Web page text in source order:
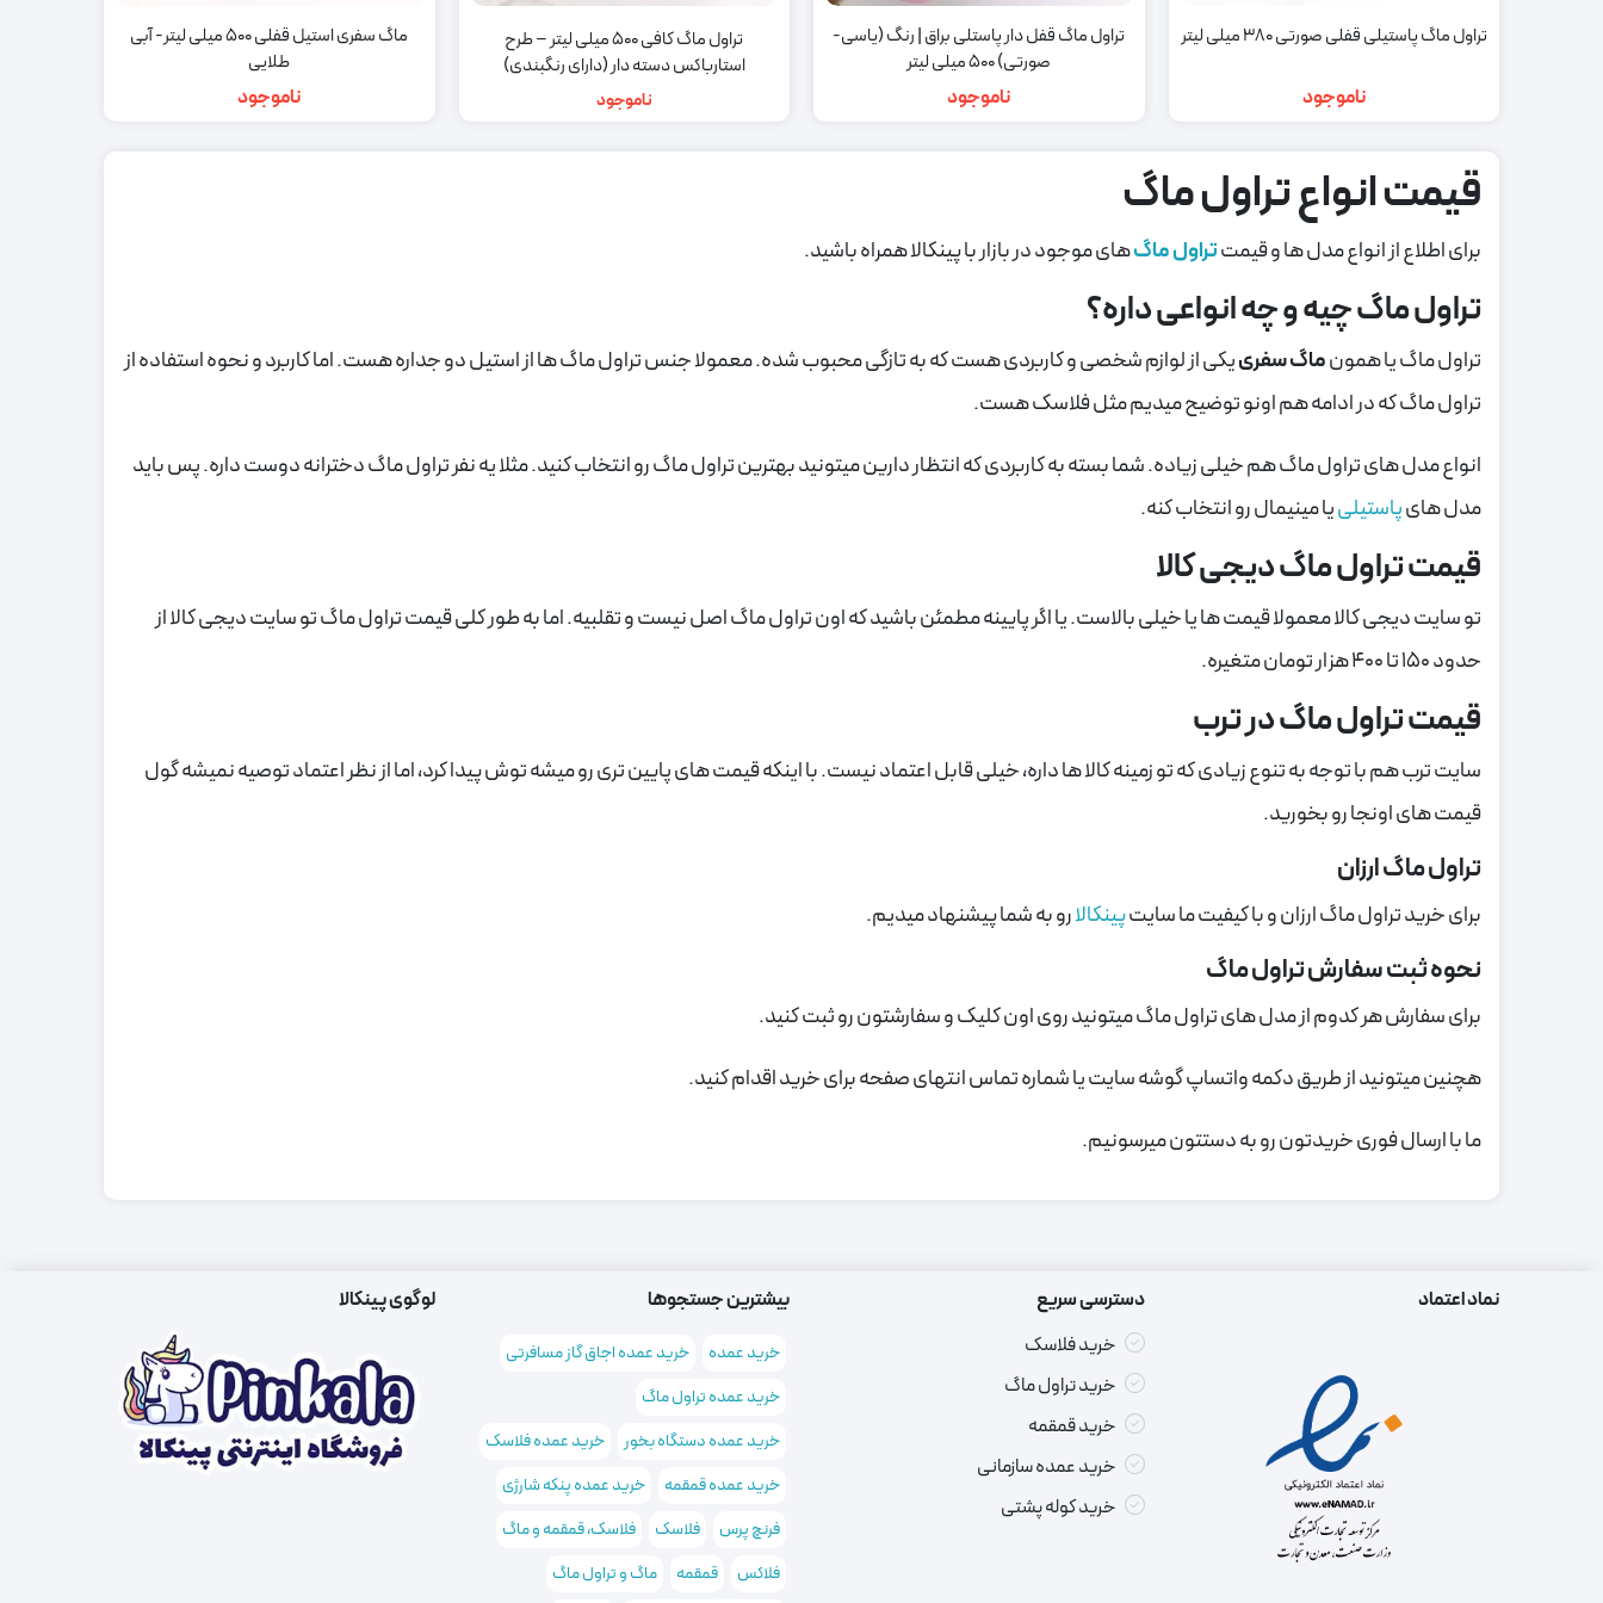
تراول ماگ پاستیلی قفلی صورتی 380 میلی لیتر
ناموجود
تراول ماگ قفل دار پاستلی براق | رنگ (یاسی-
صورتی) 500 میلی لیتر
ناموجود
تراول ماگ کافی 500 میلی لیتر – طرح
استارباکس دسته دار (دارای رنگبندی)
ناموجود
ماگ سفری استیل قفلی 500 میلی لیتر- آبی
طلایی
ناموجود
قیمت انواع تراول ماگ
برای اطلاع از انواع مدل ها و قیمتتراول ماگهای موجود در بازار با پینکالا همراه باشید.
تراول ماگ چیه و چه انواعی داره؟
تراول ماگ یا همونماگ سفرییکی از لوازم شخصی و کاربردی هست که به تازگی محبوب شده. معمولا جنس تراول ماگ ها از استیل دو جداره هست. اما کاربرد و نحوه استفاده از
تراول ماگ که در ادامه هم اونو توضیح میدیم مثل فلاسک هست.
انواع مدل های تراول ماگ هم خیلی زیاده. شما بسته به کاربردی که انتظار دارین میتونید بهترین تراول ماگ رو انتخاب کنید. مثلا یه نفر تراول ماگ دخترانه دوست داره. پس باید
مدل هایپاستیلییا مینیمال رو انتخاب کنه.
قیمت تراول ماگ دیجی کالا
تو سایت دیجی کالا معمولا قیمت ها یا خیلی بالاست. یا اگر پایینه مطمئن باشید که اون تراول ماگ اصل نیست و تقلبیه. اما به طور کلی قیمت تراول ماگ تو سایت دیجی کالا از
حدود 150 تا 400 هزار تومان متغیره.
قیمت تراول ماگ در ترب
سایت ترب هم با توجه به تنوع زیادی که تو زمینه کالا ها داره، خیلی قابل اعتماد نیست. با اینکه قیمت های پایین تری رو میشه توش پیدا کرد، اما از نظر اعتماد توصیه نمیشه گول
قیمت های اونجا رو بخورید.
تراول ماگ ارزان
برای خرید تراول ماگ ارزان و با کیفیت ما سایتپینکالارو به شما پیشنهاد میدیم.
نحوه ثبت سفارش تراول ماگ
برای سفارش هر کدوم از مدل های تراول ماگ میتونید روی اون کلیک و سفارشتون رو ثبت کنید.
هچنین میتونید از طریق دکمه واتساپ گوشه سایت یا شماره تماس انتهای صفحه برای خرید اقدام کنید.
ما با ارسال فوری خریدتون رو به دستتون میرسونیم.
نماد اعتماد
دسترسی سریع
خرید فلاسک
خرید تراول ماگ
خرید قمقمه
خرید عمده سازمانی
خرید کوله پشتی
بیشترین جستجوها
خرید عمده
خرید عمده اجاق گاز مسافرتی
خرید عمده تراول ماگ
خرید عمده دستگاه بخور
خرید عمده فلاسک
خرید عمده قمقمه
خرید عمده پنکه شارژی
فرنچ پرس
فلاسک
فلاسک، قمقمه و ماگ
فلاکس
قمقمه ماگ و تراول ماگ
لوگوی پینکالا